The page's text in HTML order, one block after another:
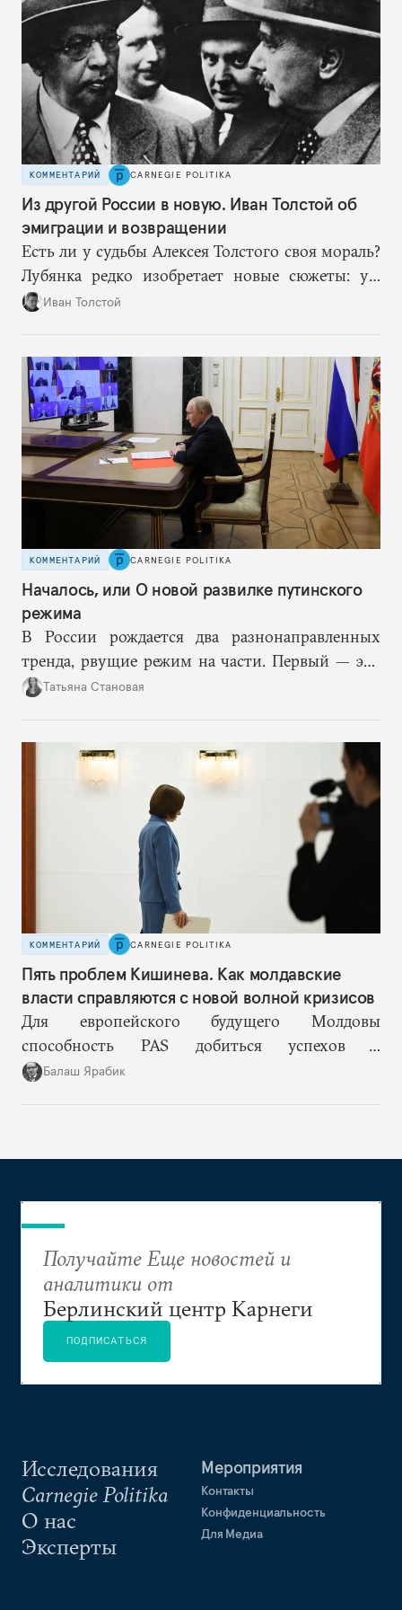
в процессе лазейки.
КОММЕНТАРИЙ CARNEGIE POLITIKA
Из другой России в новую. Иван Толстой об
эмиграции и возвращении
Есть ли у судьбы Алексея Толстого своя мораль?
Лубянка редко изобретает новые сюжеты: уж
больно хорошо срабатывают старые.
Иван Толстой
КОММЕНТАРИЙ CARNEGIE POLITIKA
Началось, или О новой развилке путинского
режима
В России рождается два разнонаправленных
тренда, рвущие режим на части. Первый — это
путинская логика войны, где эскалация влечет за
возможностей, на компетентность в принятии
решений и адекватное целеполагание.
Татьяна Становая
КОММЕНТАРИЙ CARNEGIE POLITIKA
Пять проблем Кишинева. Как молдавские
власти справляются с новой волной кризисов
Для европейского будущего Молдовы
способность PAS добиться успехов в
госстроительстве может оказаться важнее, чем
Балаш Ярабик
Исследования
Carnegie Politika
О нас
Эксперты
Мероприятия
Контакты
Конфиденциальность
Для Медиа
Получайте Еще новостей и
аналитики от
Берлинский центр Карнеги
ПОДПИСАТЬСЯ